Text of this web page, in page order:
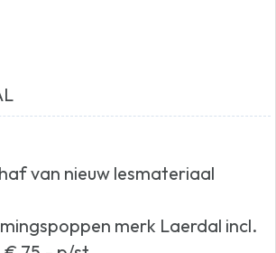
van nieuw lesmateriaal
merk Laerdal incl.